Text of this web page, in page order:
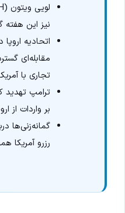
نیز این هفته
اتحادیه
مقابله‌ای
تجاری با آمریکا تا ۱
بر واردات از
گمانه‌زنی‌ها
رزرو آمریکا